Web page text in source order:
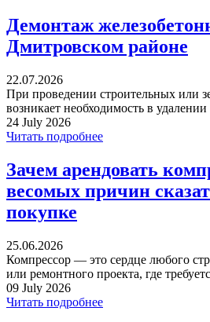
Демонтаж
Дмитровском районе
22.07.2026
При проведении строительных или
возникает необходимость в
24 July 2026
Читать подробнее
Зачем арендовать
весомых причин
покупке
25.06.2026
Компрессор — это сердце любого
или ремонтного проекта, где
09 July 2026
Читать подробнее